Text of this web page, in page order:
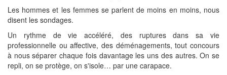
Les hommes et les femmes se parlent de moins en moins, nous
disent les sondages.
Un rythme de vie accéléré, des ruptures dans sa vie
professionnelle ou affective, des déménagements, tout concours
à nous séparer chaque fois davantage les uns des autres. On se
repli, on se protège, on s'isole… par une carapace.